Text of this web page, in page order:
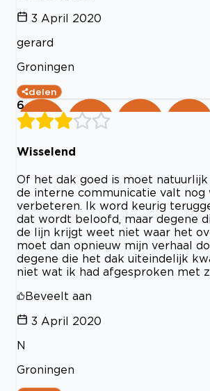
3 April 2020
gerard
Groningen
delen
6
Wisselend
Of het dak goed is moet
de interne communicatie valt nog
verbeteren. Ik word keurig
dat wordt beloofd, maar degene
de lijn krijgt weet niet waar het
moet dan opnieuw mijn verhaal
degene die het dak uiteindelijk
niet wat ik had afgesproken met
Beveelt aan
3 April 2020
N
Groningen